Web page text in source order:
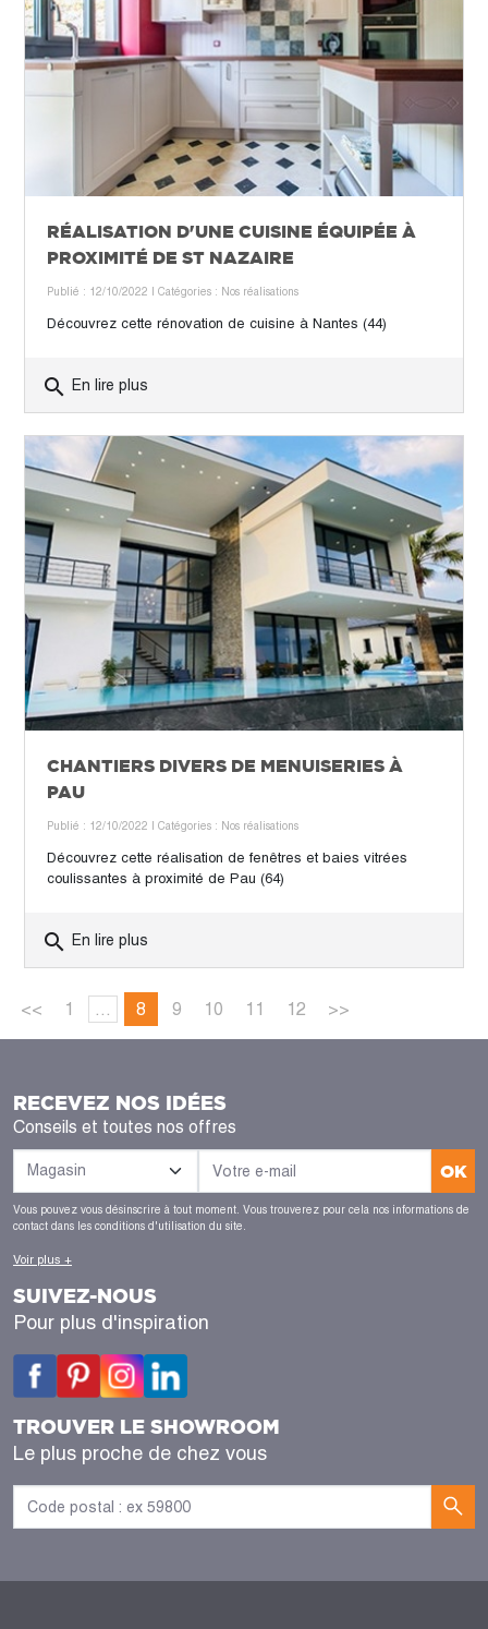
RÉALISATION D'UNE CUISINE ÉQUIPÉE À
PROXIMITÉ DE ST NAZAIRE
Publié : 12/10/2022 | Catégories : Nos réalisations
Découvrez cette rénovation de cuisine à Nantes (44)
search En lire plus
CHANTIERS DIVERS DE MENUISERIES À
PAU
Publié : 12/10/2022 | Catégories : Nos réalisations
Découvrez cette réalisation de fenêtres et baies vitrées
coulissantes à proximité de Pau (64)
search En lire plus
<< 1 ... 8 9 10 11 12 >>
RECEVEZ NOS IDÉES
Conseils et toutes nos offres
OK
Vous pouvez vous désinscrire à tout moment. Vous trouverez pour cela nos informations de
contact dans les conditions d'utilisation du site.
Voir plus +
SUIVEZ-NOUS
Pour plus d'inspiration
TROUVER LE SHOWROOM
Le plus proche de chez vous